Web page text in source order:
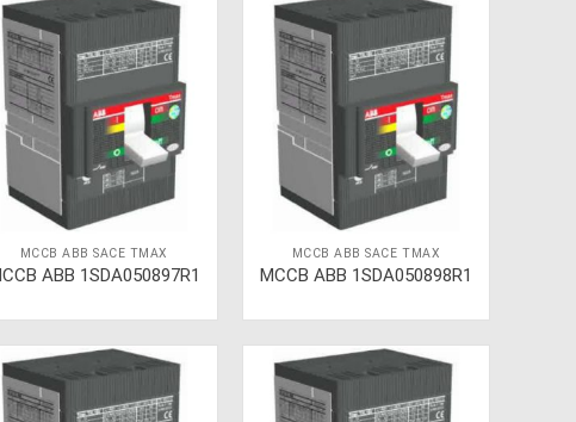
MCCB ABB SACE TMAX
ABB 1SDA050897R1
MCCB ABB SACE TMAX
MCCB ABB 1SDA050898R1